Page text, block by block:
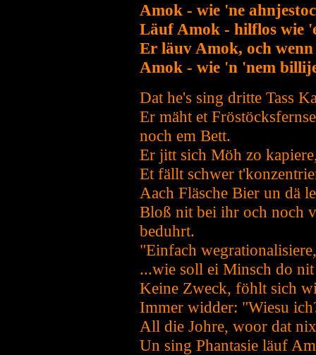
Amok - wie 'ne
Läuf Amok - hilflos wie
Er läuv Amok, och
Amok - wie 'n 'nem
Dat he's sing dritte Tass
Er mäht et
noch em Bett.
Er jitt sich Möh zo
Et fällt schwer
Aach Fläsche Bier un dä
Bloß nit bei ihr och noch
beduhrt.
"Einfach wegrationalisiere,
...wie soll ei Minsch do
Keine Zweck, föhlt sich
Immer widder: "Wiesu
All die Johre, woor dat
Un sing Phantasie läuf